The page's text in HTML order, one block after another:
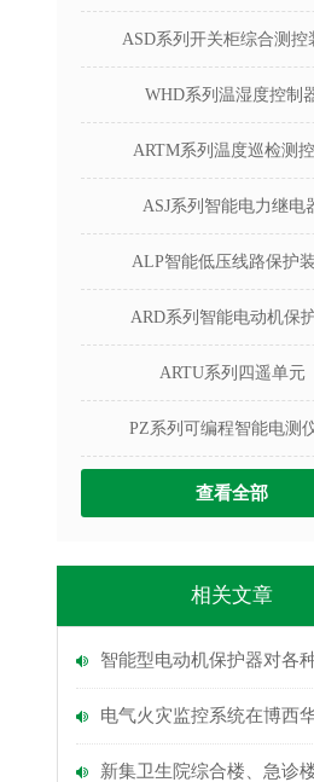
ASD系列开关柜综合测控
WHD系列温湿度控制
ARTM系列温度巡检测
ASJ系列智能电力继电
ALP智能低压线路保护
ARD系列智能电动机保
ARTU系列四遥单元
PZ系列可编程智能电测
查看全部
相关文章